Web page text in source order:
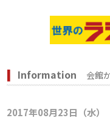
Information 会館
2017年08月23日（水）